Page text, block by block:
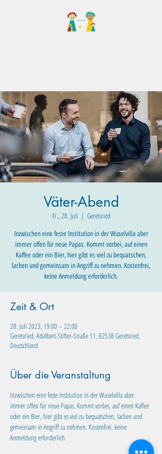
Väter-Abend
Fr., 28. Juli
  |
Geretsried
Inzwischen eine feste Institution in der Wuselvilla aber
immer offen für neue Papas. Kommt vorbei, auf einen
Kaffee oder ein Bier, hier gibt es viel zu bequatschen,
lachen und gemeinsam in Angriff zu nehmen. Kostenfrei,
keine Anmeldung erforderlich.
Zeit & Ort
28. Juli 2023, 19:00 – 22:00
Geretsried, Adalbert-Stifter-Straße 11, 82538 Geretsried,
Deutschland
Über die Veranstaltung
Inzwischen eine feste Institution in der Wuselvilla aber
immer offen für neue Papas. Kommt vorbei, auf einen Kaffee
oder ein Bier, hier gibt es viel zu bequatschen, lachen und
gemeinsam in Angriff zu nehmen. Kostenfrei, keine
Anmeldung erforderlich.